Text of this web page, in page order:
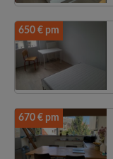
650 € pm
670 € pm